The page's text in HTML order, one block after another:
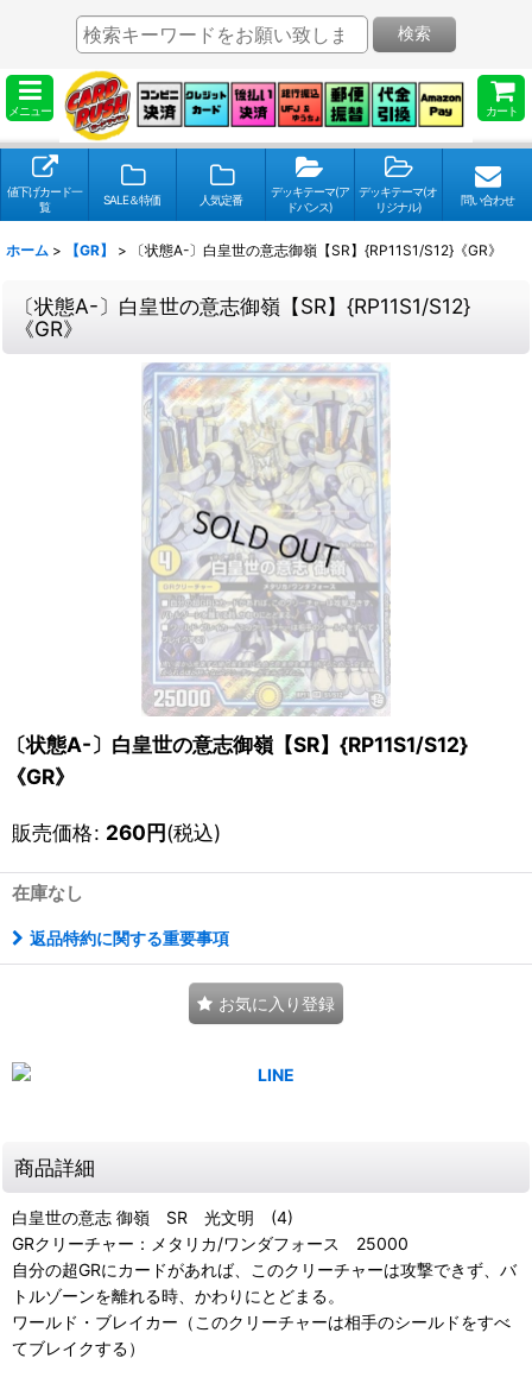
メニュー カート
検索
値下げカード一
覧
SALE＆特価 人気定番
デッキテーマ(ア
ドバンス)
デッキテーマ(オ
リジナル)
問い合わせ
ホーム > 【GR】 > 〔状態A-〕白皇世の意志御嶺【SR】{RP11S1/S12}《GR》
〔状態A-〕白皇世の意志御嶺【SR】{RP11S1/S12}
《GR》
〔状態A-〕白皇世の意志御嶺【SR】{RP11S1/S12}
《GR》
販売価格: 260円(税込)
在庫なし
返品特約に関する重要事項
お気に入り登録
商品詳細
白皇世の意志 御嶺 SR 光文明 (4)
GRクリーチャー：メタリカ/ワンダフォース 25000
自分の超GRにカードがあれば、このクリーチャーは攻撃できず、バ
トルゾーンを離れる時、かわりにとどまる。
ワールド・ブレイカー（このクリーチャーは相手のシールドをすべ
てブレイクする）